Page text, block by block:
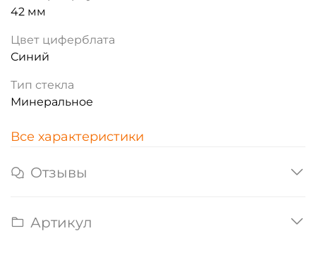
42 мм
Цвет циферблата
Синий
Тип стекла
Минеральное
Все характеристики
Отзывы
Артикул